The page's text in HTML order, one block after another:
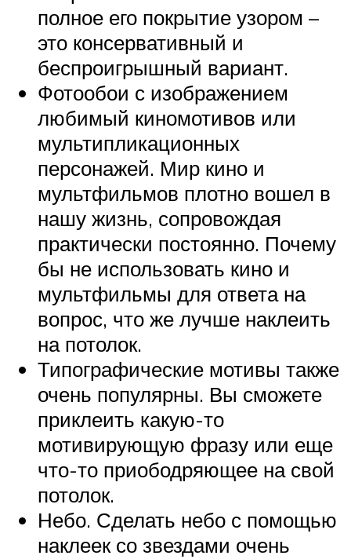
полное его покрытие узором –
это консервативный и
беспроигрышный вариант.
Фотообои с изображением
любимый киномотивов или
мультипликационных
персонажей. Мир кино и
мультфильмов плотно вошел в
нашу жизнь, сопровождая
практически постоянно. Почему
бы не использовать кино и
мультфильмы для ответа на
вопрос, что же лучше наклеить
на потолок.
Типографические мотивы также
очень популярны. Вы сможете
приклеить какую-то
мотивирующую фразу или еще
что-то приободряющее на свой
потолок.
Небо. Сделать небо с помощью
наклеек со звездами очень